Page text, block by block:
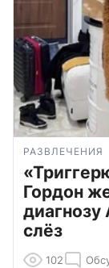
РАЗВЛЕЧЕНИЯ
Гордон
слёз
102